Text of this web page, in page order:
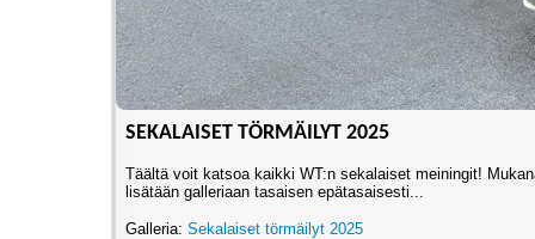
SEKALAISET TÖRMÄILYT 2025
Täältä voit katsoa kaikki WT:n sekalaiset meiningit!
lisätään galleriaan tasaisen epätasaisesti...
Galleria: Sekalaiset törmäilyt 2025